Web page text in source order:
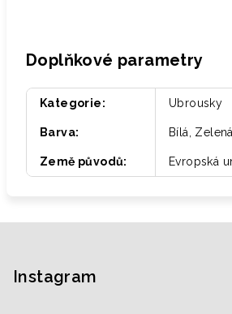
Doplňkové parametry
Kategorie: Ubrousky
Barva: Bílá,
Země původů: Evropská
Instagram